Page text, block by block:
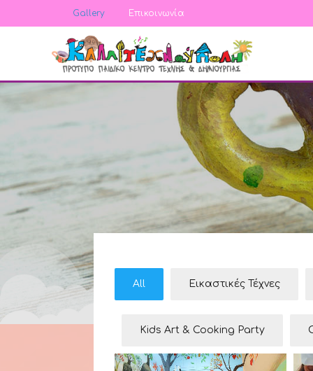
Gallery Επικοινωνία
All Εικαστικές Τέχνες
Kids Art & Cooking Party